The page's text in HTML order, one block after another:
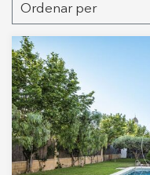
INVERSIONS
GRUP DC
CONTACTE
+34 935 178 067
Ordenar per